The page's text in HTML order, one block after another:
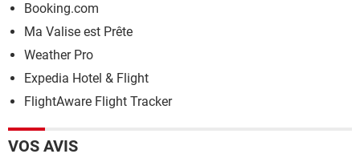
Booking.com
Ma Valise est Prête
Weather Pro
Expedia Hotel & Flight
FlightAware Flight Tracker
VOS AVIS